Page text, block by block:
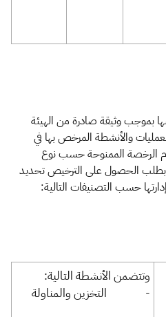
بموجب وثيقة صادرة من الهيئة
والأنشطة المرخص بها في
الرخصة الممنوحة حسب نوع
بطلب الحصول على الترخيص تحديد
حسب التصنيفات التالية:
وتتضمن الأنشطة التالية:
- التخزين والمناولة